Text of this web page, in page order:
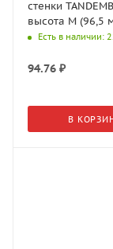
стенки
высота M (96,5
левый, Орион
Есть в наличии:
94.76 ₽
В